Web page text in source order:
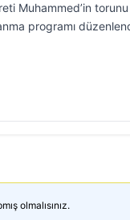
Muhammed’in
programı
olmalısınız.